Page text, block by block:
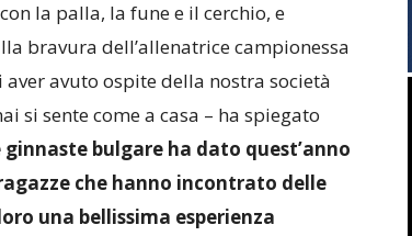
la palla, la fune e il cerchio, e
bravura dell’allenatrice campionessa
avuto ospite della nostra società
si sente come a casa – ha spiegato
bulgare ha dato quest’anno
che hanno incontrato delle
una bellissima esperienza